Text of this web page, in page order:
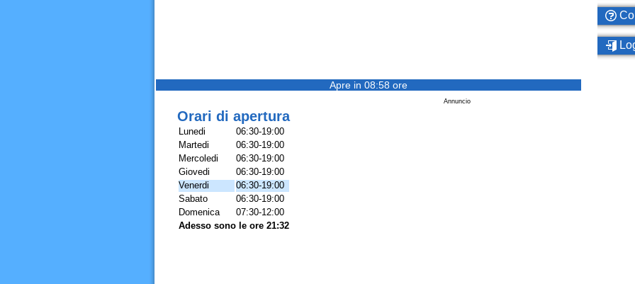
Apre in 08:58 ore
Annuncio
Orari di apertura
Lunedi
06:30-19:00
Martedi
06:30-19:00
Mercoledi
06:30-19:00
Giovedi
06:30-19:00
Venerdi
06:30-19:00
Sabato
06:30-19:00
Domenica
07:30-12:00
Adesso sono le ore 21:32